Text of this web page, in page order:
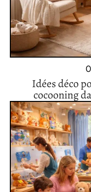
Idées déco
cocooning